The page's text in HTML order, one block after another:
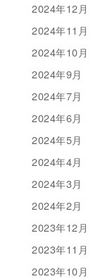
2024年12月
2024年11月
2024年10月
2024年9月
2024年7月
2024年6月
2024年5月
2024年4月
2024年3月
2024年2月
2023年12月
2023年11月
2023年10月